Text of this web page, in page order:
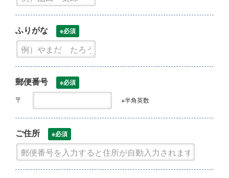
ふりがな ※必須
郵便番号 ※必須
〒 ※半角英数
ご住所 ※必須